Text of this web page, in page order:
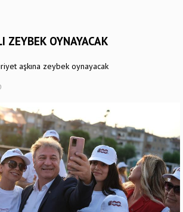
ZEYBEK OYNAYACAK
aşkına zeybek oynayacak